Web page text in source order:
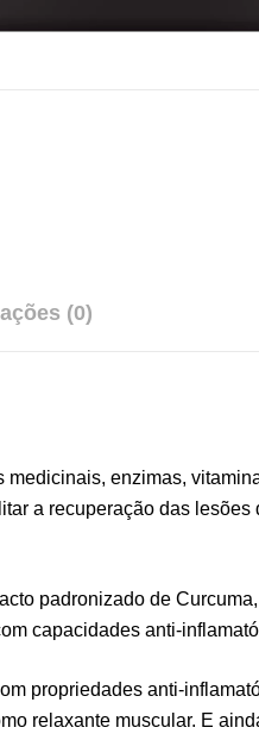
(0)
enzimas,
a recuperação das lesões
padronizado de
capacidades anti-
propriedades anti-
relaxante muscular. E